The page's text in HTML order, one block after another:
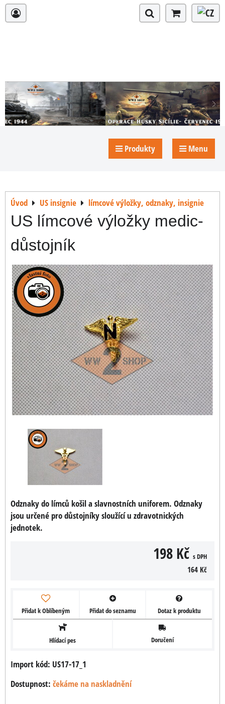
Produkty Menu
Úvod US insignie límcové výložky, odznaky, insignie
US límcové výložky medic-
důstojník
Odznaky do límců košil a slavnostních uniforem. Odznaky
jsou určené pro důstojníky sloužící u zdravotnických
jednotek.
198 Kč s DPH
164 Kč
Přidat k Oblíbeným Přidat do seznamu Dotaz k produktu
Hlídací pes Doručení
Import kód: US17-17_1
Dostupnost: čekáme na naskladnění